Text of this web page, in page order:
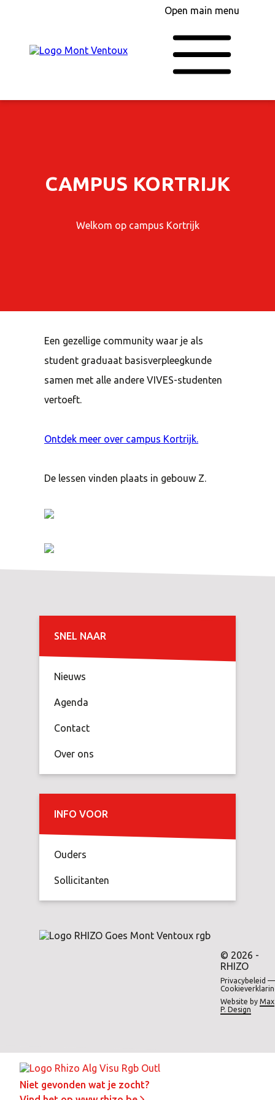
Open main menu
CAMPUS KORTRIJK
Welkom op campus Kortrijk
Een gezellige community waar je als
student graduaat basisverpleegkunde
samen met alle andere VIVES-studenten
vertoeft.
Ontdek meer over campus Kortrijk.
De lessen vinden plaats in gebouw Z.
SNEL NAAR
Nieuws
Agenda
Contact
Over ons
INFO VOOR
Ouders
Sollicitanten
© 2026 -
RHIZO
Privacybeleid —
Website by Max
P. Design
Niet gevonden wat je zocht?